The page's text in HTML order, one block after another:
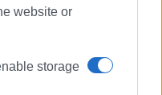
website or
storage